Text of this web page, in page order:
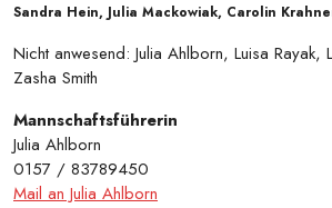
Sandra Hein, Julia Mackowiak, Carolin
Nicht anwesend: Julia Ahlborn, Luisa Rayak,
Zasha Smith
Mannschaftsführerin
Julia Ahlborn
0157 / 83789450
Mail an Julia Ahlborn